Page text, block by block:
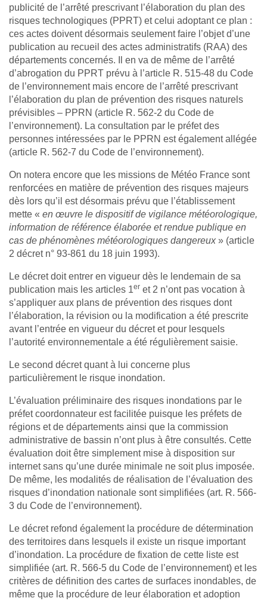
publicité de l’arrêté prescrivant l’élaboration du plan des
risques technologiques (PPRT) et celui adoptant ce plan :
ces actes doivent désormais seulement faire l’objet d’une
publication au recueil des actes administratifs (RAA) des
départements concernés. Il en va de même de l’arrêté
d’abrogation du PPRT prévu à l’article R. 515-48 du Code
de l’environnement mais encore de l’arrêté prescrivant
l’élaboration du plan de prévention des risques naturels
prévisibles – PPRN (article R. 562-2 du Code de
l’environnement). La consultation par le préfet des
personnes intéressées par le PPRN est également allégée
(article R. 562-7 du Code de l’environnement).
On notera encore que les missions de Météo France sont
renforcées en matière de prévention des risques majeurs
dès lors qu’il est désormais prévu que l’établissement
mette « en œuvre le dispositif de vigilance météorologique,
information de référence élaborée et rendue publique en
cas de phénomènes météorologiques dangereux » (article
2 décret n° 93-861 du 18 juin 1993).
Le décret doit entrer en vigueur dès le lendemain de sa
publication mais les articles 1er et 2 n’ont pas vocation à
s’appliquer aux plans de prévention des risques dont
l’élaboration, la révision ou la modification a été prescrite
avant l’entrée en vigueur du décret et pour lesquels
l’autorité environnementale a été régulièrement saisie.
Le second décret quant à lui concerne plus
particulièrement le risque inondation.
L’évaluation préliminaire des risques inondations par le
préfet coordonnateur est facilitée puisque les préfets de
régions et de départements ainsi que la commission
administrative de bassin n’ont plus à être consultés. Cette
évaluation doit être simplement mise à disposition sur
internet sans qu’une durée minimale ne soit plus imposée.
De même, les modalités de réalisation de l’évaluation des
risques d’inondation nationale sont simplifiées (art. R. 566-
3 du Code de l’environnement).
Le décret refond également la procédure de détermination
des territoires dans lesquels il existe un risque important
d’inondation. La procédure de fixation de cette liste est
simplifiée (art. R. 566-5 du Code de l’environnement) et les
critères de définition des cartes de surfaces inondables, de
même que la procédure de leur élaboration et adoption